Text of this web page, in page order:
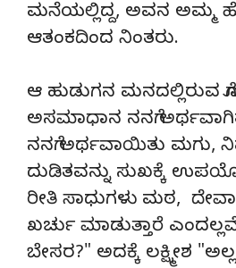
ಮನೆಯಲ್ಲಿದ್ದ, ಅವನ ಅಮ್ಮ
ಆತಂಕದಿಂದ ನಿಂತರು.
ಆ ಹುಡುಗನ ಮನದಲ್ಲಿರುವ
ಅಸಮಾಧಾನ ನನಗೆ
ನನಗೆ ಅರ್ಥವಾಯಿತು ಮಗು,
ದುಡಿತವನ್ನು ಸುಖಕ್ಕೆ
ರೀತಿ ಸಾಧುಗಳು ಮಠ,
ಖರ್ಚು ಮಾಡುತ್ತಾರೆ
ಬೇಸರ?" ಅದಕ್ಕೆ ಲಕ್ಷ್ಮೀಶ